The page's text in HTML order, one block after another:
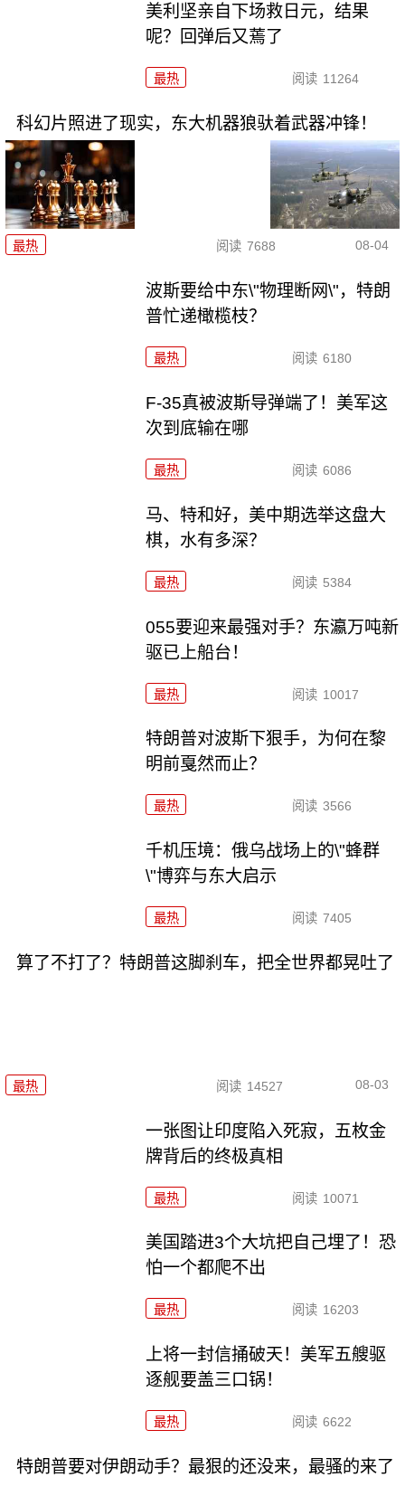
美利坚亲自下场救日元，结果
呢？回弹后又蔫了
最热 阅读 11264
科幻片照进了现实，东大机器狼驮着武器冲锋！
最热 阅读 7688 08-04
波斯要给中东\"物理断网\"，特朗
普忙递橄榄枝？
最热 阅读 6180
F-35真被波斯导弹端了！美军这
次到底输在哪
最热 阅读 6086
马、特和好，美中期选举这盘大
棋，水有多深？
最热 阅读 5384
055要迎来最强对手？东瀛万吨新
驱已上船台！
最热 阅读 10017
特朗普对波斯下狠手，为何在黎
明前戛然而止？
最热 阅读 3566
千机压境：俄乌战场上的\"蜂群
\"博弈与东大启示
最热 阅读 7405
算了不打了？特朗普这脚刹车，把全世界都晃吐了
最热 阅读 14527 08-03
一张图让印度陷入死寂，五枚金
牌背后的终极真相
最热 阅读 10071
美国踏进3个大坑把自己埋了！恐
怕一个都爬不出
最热 阅读 16203
上将一封信捅破天！美军五艘驱
逐舰要盖三口锅！
最热 阅读 6622
特朗普要对伊朗动手？最狠的还没来，最骚的来了